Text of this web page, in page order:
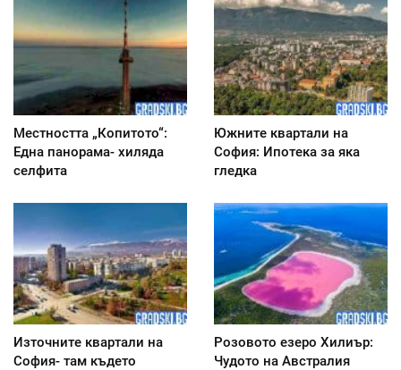
Местността „Копитото“:
Една панорама- хиляда
селфита
Южните квартали на
София: Ипотека за яка
гледка
Източните квартали на
София- там където
Розовото езеро Хилиър:
Чудото на Австралия